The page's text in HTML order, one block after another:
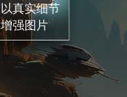
以真实细节
增强图片